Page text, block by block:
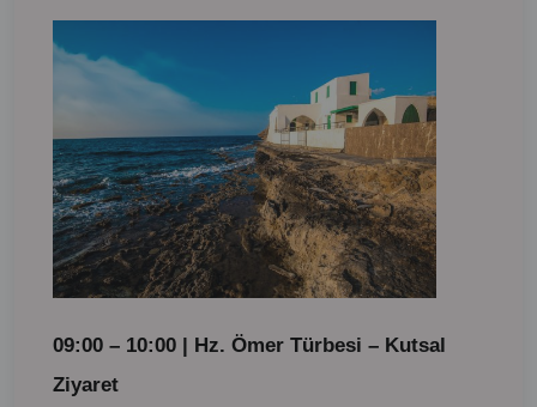
09:00 – 10:00 | Hz. Ömer Türbesi – Kutsal
Ziyaret